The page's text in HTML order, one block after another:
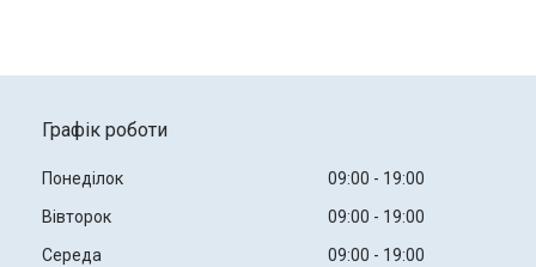
Графік роботи
Понеділок 09:00
19:00
Вівторок
09:00
19:00
Середа
09:00
19:00